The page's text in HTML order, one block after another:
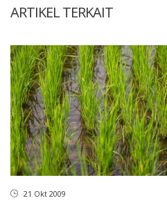
ARTIKEL TERKAIT
21 Okt 2009